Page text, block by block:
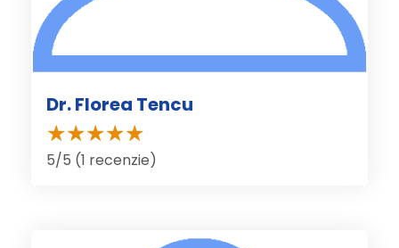
Dr. Florea Tencu
5/5 (1 recenzie)